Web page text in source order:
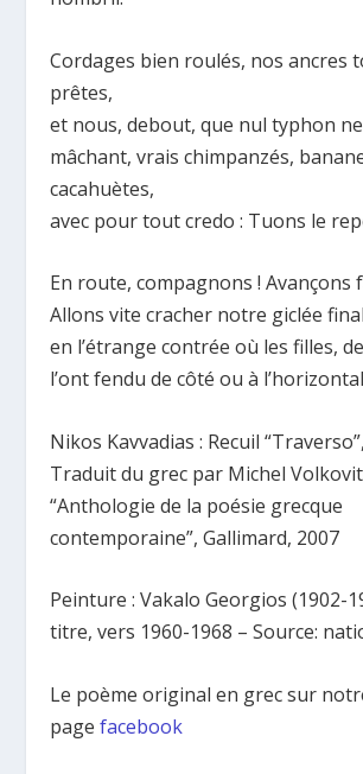
Cordages bien roulés, nos ancres
prêtes,
et nous, debout, que nul typhon
mâchant, vrais chimpanzés,
cacahuètes,
avec pour tout credo : Tuons le
En route, compagnons ! Avançons
Allons vite cracher notre giclée
en l’étrange contrée où les filles,
l’ont fendu de côté ou à
Νikos Kavvadias : Recuil
Traduit du grec par Michel
“Anthologie de la poésie grecque
contemporaine”, Gallimard, 2007
Peinture : Vakalo Georgios (1902-
titre, vers 1960-1968 – Source:
Le poème original en grec sur
pagefacebook